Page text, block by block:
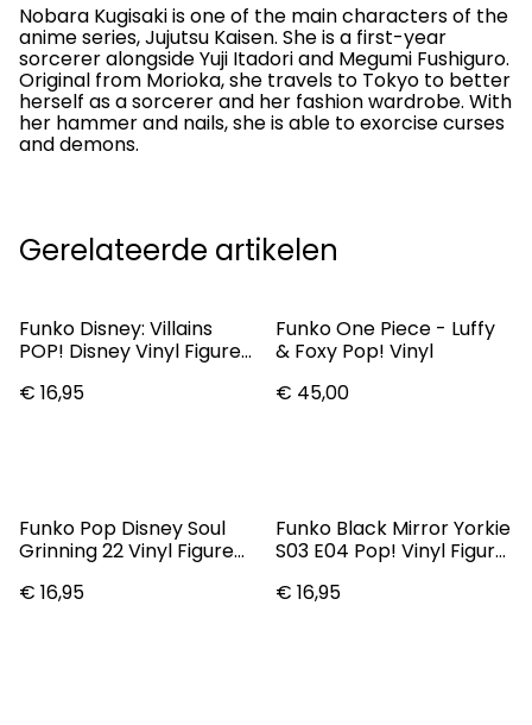
Nobara Kugisaki is one of the main characters of the
anime series, Jujutsu Kaisen. She is a first-year
sorcerer alongside Yuji Itadori and Megumi Fushiguro.
Original from Morioka, she travels to Tokyo to better
herself as a sorcerer and her fashion wardrobe. With
her hammer and nails, she is able to exorcise curses
and demons.
Gerelateerde artikelen
Funko Disney: Villains
POP! Disney Vinyl Figure
Figures
€ 16,95
Funko One Piece - Luffy
& Foxy Pop! Vinyl
€ 45,00
Funko Pop Disney Soul
Grinning 22 Vinyl Figure
€ 16,95
Funko Black Mirror Yorkie
S03 E04 Pop! Vinyl Figure
€ 16,95